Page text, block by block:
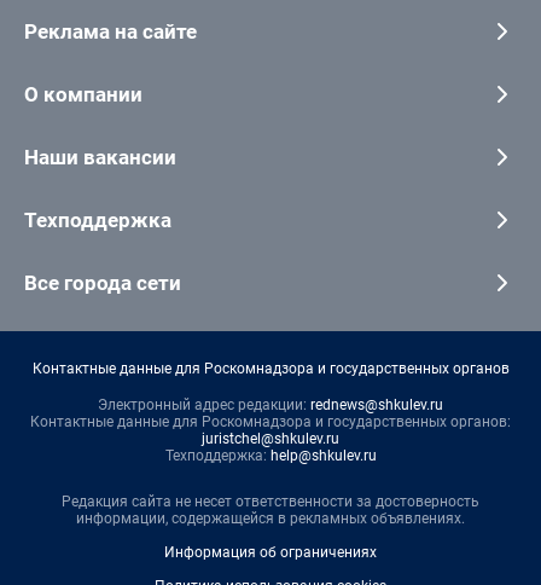
Реклама на сайте
О компании
Наши вакансии
Техподдержка
Все города сети
Контактные данные для Роскомнадзора и государственных органов
Электронный адрес редакции: rednews@shkulev.ru
Контактные данные для Роскомнадзора и государственных органов:
juristchel@shkulev.ru
Техподдержка: help@shkulev.ru
Редакция сайта не несет ответственности за достоверность
информации, содержащейся в рекламных объявлениях.
Информация об ограничениях